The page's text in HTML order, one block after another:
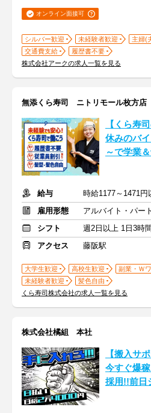
オンライン面接可
シルバー歓迎 未経験者歓迎
主婦(
交通費支給
履歴書不要
株式会社アークの求人一覧を見る
無添くら寿司 ニトリモール枚方店
【くら寿
休みのバ
～で学業
給与
時給1177～1471
雇用形態
アルバイト・パート
シフト
週2日以上 1日3時
アクセス
藤阪駅
大学生歓迎 高校生歓迎
副業・Ｗ
未経験者歓迎
髪色自由
くら寿司株式会社の求人一覧を見る
株式会社橘組 本社
【搬入サ
今すぐ爆
採用!!前日